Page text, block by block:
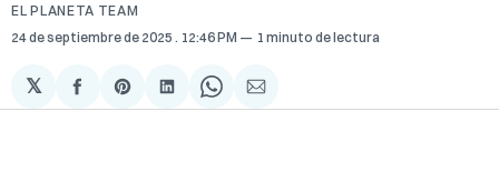
EL PLANETA TEAM
24 de septiembre de 2025 . 12:46 PM 1 minuto de lectura
𝕏
Compartir
en
Share
on
Compartir
en
Share
on
Compartir
via